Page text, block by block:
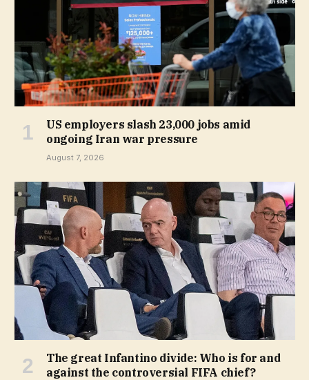
US employers slash 23,000 jobs amid
ongoing Iran war pressure
August 7, 2026
The great Infantino divide: Who is for and
against the controversial FIFA chief?